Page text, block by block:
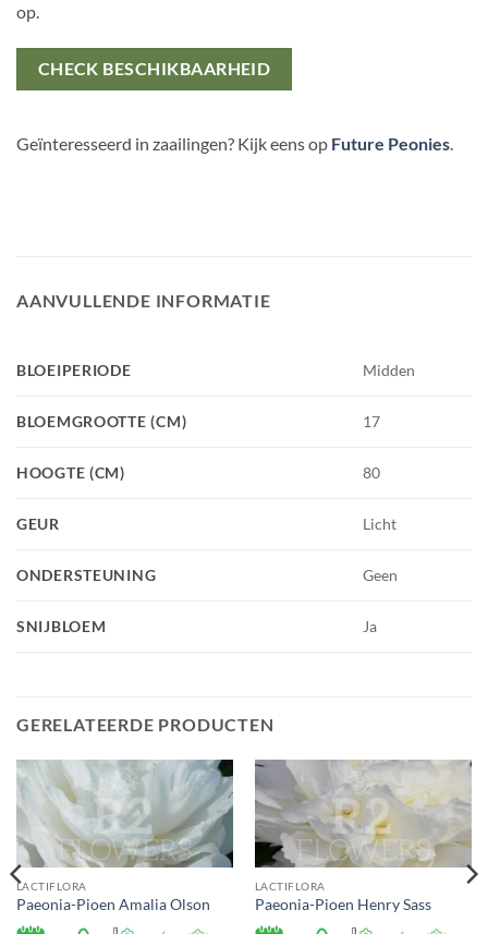
op.
CHECK BESCHIKBAARHEID
Geïnteresseerd in zaailingen? Kijk eens op Future Peonies.
AANVULLENDE INFORMATIE
BLOEIPERIODE Midden
BLOEMGROOTTE (CM) 17
HOOGTE (CM) 80
GEUR Licht
ONDERSTEUNING Geen
SNIJBLOEM Ja
GERELATEERDE PRODUCTEN
LACTIFLORA
Paeonia-Pioen Amalia Olson
LACTIFLORA
Paeonia-Pioen Henry Sass